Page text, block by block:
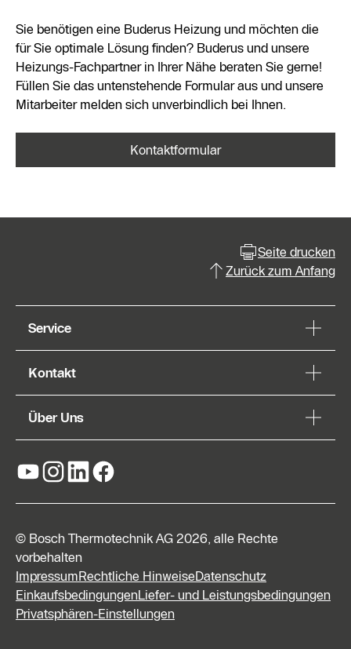
Sie benötigen eine Buderus Heizung und möchten die
für Sie optimale Lösung finden? Buderus und unsere
Heizungs-Fachpartner in Ihrer Nähe beraten Sie gerne!
Füllen Sie das untenstehende Formular aus und unsere
Mitarbeiter melden sich unverbindlich bei Ihnen.
Kontaktformular
Seite drucken
Zurück zum Anfang
Service
Kontakt
Über Uns
© Bosch Thermotechnik AG 2026, alle Rechte
vorbehalten
ImpressumRechtliche HinweiseDatenschutz
EinkaufsbedingungenLiefer- und Leistungsbedingungen
Privatsphären-Einstellungen